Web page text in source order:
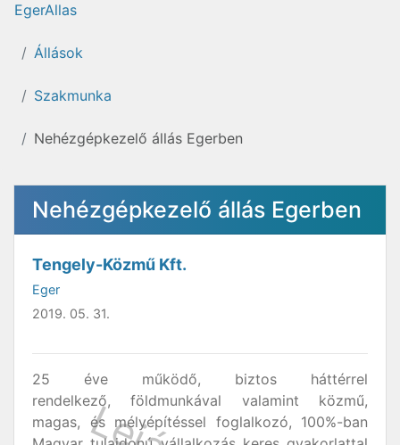
EgerAllas
Állások
Szakmunka
Nehézgépkezelő állás Egerben
Nehézgépkezelő állás Egerben
Tengely-Közmű Kft.
Eger
2019. 05. 31.
25 éve működő, biztos háttérrel
rendelkező, földmunkával valamint közmű,
magas, és mélyépítéssel foglalkozó, 100%-ban